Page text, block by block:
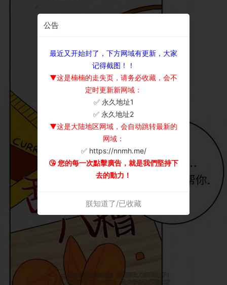
公告
最近又开始封了，下方网域有更新，大家
记得截图！！
▼这是楠楠的走失页，请务必收藏，会不
定时更新新网域：
✅ 永久地址1
✅ 永久地址2
▼这是大陆地区网域，会自动跳转最新的
网域：
✅ https://nnmh.me/
😘 您的每一次點擊廣告，就是我們堅持下
去的動力！
朕知道了/已收藏